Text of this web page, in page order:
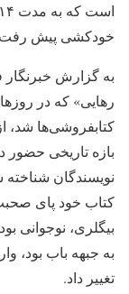
خودکشی پیش
به گزارش
رهایی» که در
کتابفروشی‌ها شد،
بازه تاریخی حضور
نویسندگان شناخته
کتاب خود پای
به جبهه باب بود،
تغییر داد.